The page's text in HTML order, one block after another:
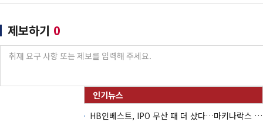
제보하기 0
HB인베스트, IPO 무산 때 더 샀다…마키나락스 투자 2.7배 회수